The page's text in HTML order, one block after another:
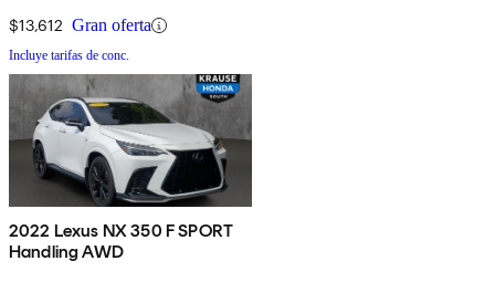
$13,612 Gran oferta
Incluye tarifas de conc.
2022 Lexus NX 350 F SPORT
Handling AWD